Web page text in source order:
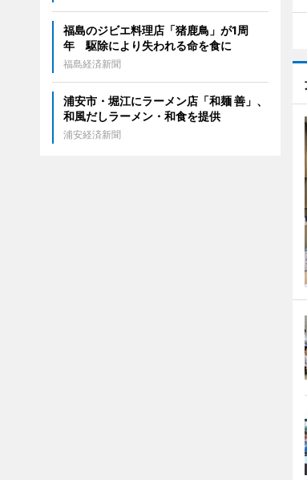
福島のジビエ料理店「猪鹿鳥」が1周
年 駆除により失われる命を食に
福島経済新聞
浦安市・堀江にラーメン店「和麺 善」、
和風だしラーメン・和食を提供
浦安経済新聞